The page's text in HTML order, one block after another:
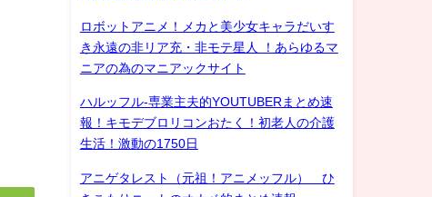
ロボットアニメ！メカと美少女キャラだいす
き永遠の非リア充・非モテ星人 ！あらゆるマ
ニアの為のマニアックサイト
ハルッフル-専業主夫的YOUTUBERまとめ速
報！キモデブロリコンおたく！初老人の介護
生活！激動の1750日
アニゲタレスト（元祖！アニメッフル） ひ